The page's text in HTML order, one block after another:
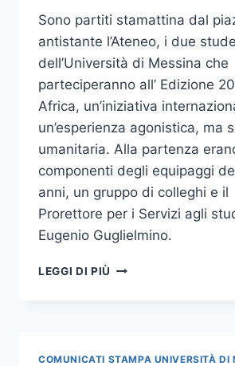
Sono partiti stamattina dal
antistante l’Ateneo, i due
dell’Università di Messina che
parteciperanno all’ Edizione
Africa, un’iniziativa
un’esperienza agonistica, ma
umanitaria. Alla partenza
componenti degli equipaggi
anni, un gruppo di colleghi e il
Prorettore per i Servizi agli
Eugenio Guglielmino.
LEGGI DI PIÙ ME4AFRICA:
COMUNICATI STAMPA UNIVERSITÀ DI